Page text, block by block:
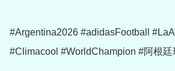
#Argentina2026 #adidasFootball
#Climacool #WorldChampion #阿根廷